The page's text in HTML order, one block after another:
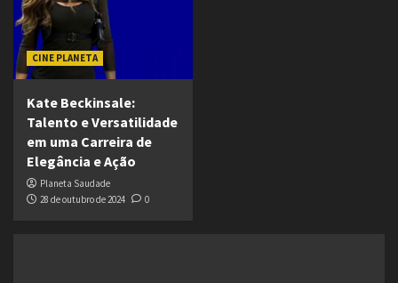
CINE PLANETA
Kate Beckinsale:
Talento e Versatilidade
em uma Carreira de
Elegância e Ação
Planeta Saudade
28 de outubro de 2024
0